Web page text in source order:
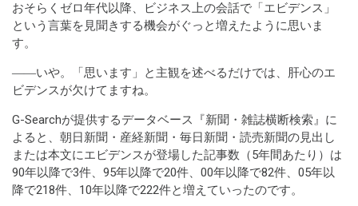
おそらくゼロ年代以降、ビジネス上の会話で「エビデンス」
という言葉を見聞きする機会がぐっと増えたように思いま
す。
――いや。「思います」と主観を述べるだけでは、肝心のエ
ビデンスが欠けてますね。
G-Searchが提供するデータベース『新聞・雑誌横断検索』に
よると、朝日新聞・産経新聞・毎日新聞・読売新聞の見出し
または本文にエビデンスが登場した記事数（5年間あたり）は
90年以降で3件、95年以降で20件、00年以降で82件、05年以
降で218件、10年以降で222件と増えていったのです。